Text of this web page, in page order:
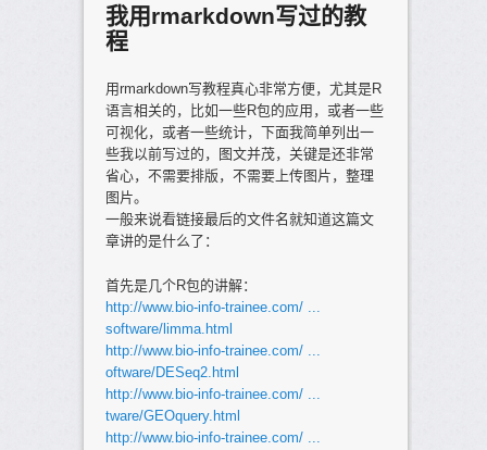
我用rmarkdown写过的教
程
用rmarkdown写教程真心非常方便，尤其是R
语言相关的，比如一些R包的应用，或者一些
可视化，或者一些统计，下面我简单列出一
些我以前写过的，图文并茂，关键是还非常
省心，不需要排版，不需要上传图片，整理
图片。
一般来说看链接最后的文件名就知道这篇文
章讲的是什么了：
首先是几个R包的讲解：
http://www.bio-info-trainee.com/ ...
software/limma.html
http://www.bio-info-trainee.com/ ...
oftware/DESeq2.html
http://www.bio-info-trainee.com/ ...
tware/GEOquery.html
http://www.bio-info-trainee.com/ ...